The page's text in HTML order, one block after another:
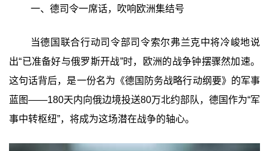
一、德司令一席话，吹响欧洲集结号
当德国联合行动司令部司令索尔弗兰克中将冷峻地说
出“已准备好与俄罗斯开战”时，欧洲的战争钟摆骤然加速。
这句话背后，是一份名为《德国防务战略行动纲要》的军事
蓝图——180天内向俄边境投送80万北约部队，德国作为“军
事中转枢纽”，将成为这场潜在战争的轴心。